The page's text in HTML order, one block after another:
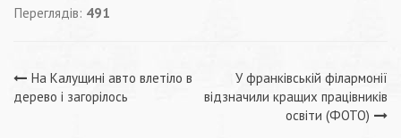
Переглядів: 491
Навігація
На Калущині авто влетіло в
дерево і загорілось
У франківській філармонії
відзначили кращих працівників
освіти (ФОТО)